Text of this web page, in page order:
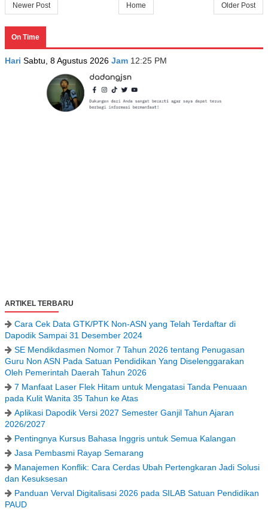
Newer Post Older Post
Home
On Time
Hari Sabtu, 8 Agustus 2026 Jam 12:25 PM
ARTIKEL TERBARU
Cara Cek Data GTK/PTK Non-ASN yang Telah Terdaftar di
Dapodik Sampai 31 Desember 2024
SE Mendikdasmen Nomor 7 Tahun 2026 tentang Penugasan
Guru Non ASN Pada Satuan Pendidikan Yang Diselenggarakan
Oleh Pemerintah Daerah Tahun 2026
7 Manfaat Laser Flek Hitam untuk Mengatasi Tanda Penuaan
pada Kulit Wanita 35 Tahun ke Atas
Aplikasi Dapodik Versi 2027 Semester Ganjil Tahun Ajaran
2026/2027
Pentingnya Kursus Bahasa Inggris untuk Semua Kalangan
Jasa Pembasmi Rayap Semarang
Manajemen Konflik: Cara Cerdas Ubah Pertengkaran Jadi Solusi
dan Kesuksesan
Panduan Verval Digitalisasi 2026 pada SILAB Satuan Pendidikan
PAUD